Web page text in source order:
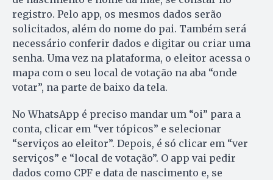
registro. Pelo app, os mesmos dados serão
solicitados, além do nome do pai. Também será
necessário conferir dados e digitar ou criar uma
senha. Uma vez na plataforma, o eleitor acessa o
mapa com o seu local de votação na aba “onde
votar”, na parte de baixo da tela.
No WhatsApp é preciso mandar um “oi” para a
conta, clicar em “ver tópicos” e selecionar
“serviços ao eleitor”. Depois, é só clicar em “ver
serviços” e “local de votação”. O app vai pedir
dados como CPF e data de nascimento e, se